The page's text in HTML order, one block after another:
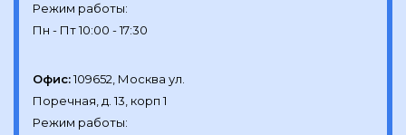
Режим работы:
Офис:109652, Москва ул.
Поречная, д. 13, корп 1
Режим работы: